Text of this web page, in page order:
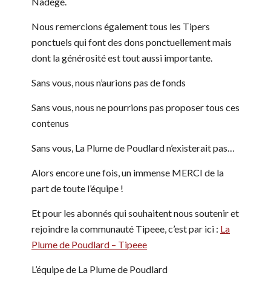
Nous remercions également tous les Tipers
ponctuels qui font des dons ponctuellement mais
dont la générosité est tout aussi importante.
Sans vous, nous n’aurions pas de fonds
Sans vous, nous ne pourrions pas proposer tous ces
contenus
Sans vous, La Plume de Poudlard n’existerait pas…
Alors encore une fois, un immense MERCI de la
part de toute l’équipe !
Et pour les abonnés qui souhaitent nous soutenir et
rejoindre la communauté Tipeee, c’est par ici : La
Plume de Poudlard – Tipeee
L’équipe de La Plume de Poudlard